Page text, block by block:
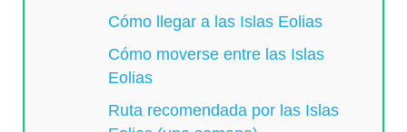
Cómo llegar a las Islas Eolias
Cómo moverse entre las Islas
Eolias
Ruta recomendada por las Islas